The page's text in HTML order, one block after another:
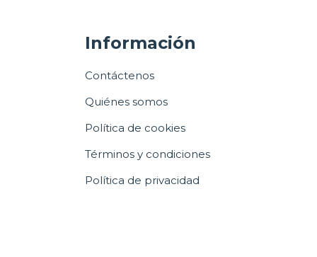
Información
Contáctenos
Quiénes somos
Política de cookies
Términos y condiciones
Política de privacidad